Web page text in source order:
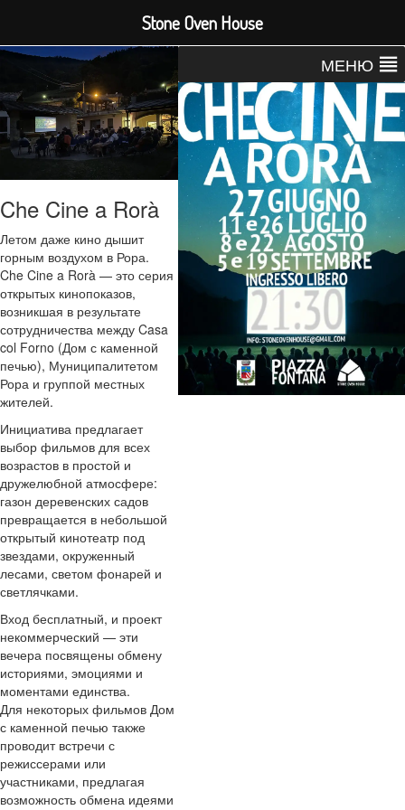
Che Cine a Rorà
Летом даже кино дышит
горным воздухом в Рора.
Che Cine a Rorà — это серия
открытых кинопоказов,
возникшая в результате
сотрудничества между Casa
col Forno (Дом с каменной
печью), Муниципалитетом
Рора и группой местных
жителей.
Инициатива предлагает
выбор фильмов для всех
возрастов в простой и
дружелюбной атмосфере:
газон деревенских садов
превращается в небольшой
открытый кинотеатр под
звездами, окруженный
лесами, светом фонарей и
светлячками.
Вход бесплатный, и проект
некоммерческий — эти
вечера посвящены обмену
историями, эмоциями и
моментами единства.
Для некоторых фильмов Дом
с каменной печью также
проводит встречи с
режиссерами или
участниками, предлагая
возможность обмена идеями
МЕНЮ
Stone Oven House